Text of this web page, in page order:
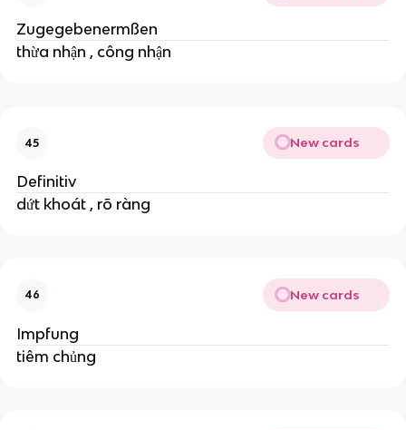
Zugegebenermßen
thừa nhận , công nhận
45 New cards
Definitiv
dứt khoát , rõ ràng
46 New cards
Impfung
tiêm chủng